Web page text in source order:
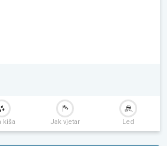
kiša Jak vjetar Led